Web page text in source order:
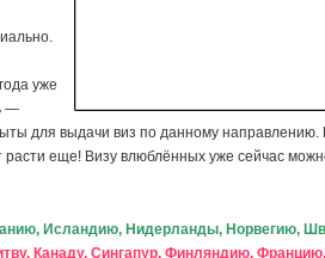
уже
—
для выдачи виз по данному направлению.
расти еще! Визу влюблённых уже сейчас
Исландию, Нидерланды, Норвегию,
Канаду, Сингапур, Финляндию,